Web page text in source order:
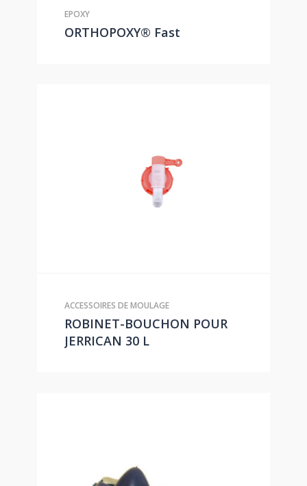
EPOXY
ORTHOPOXY® Fast
ACCESSOIRES DE MOULAGE
ROBINET-BOUCHON POUR
JERRICAN 30 L